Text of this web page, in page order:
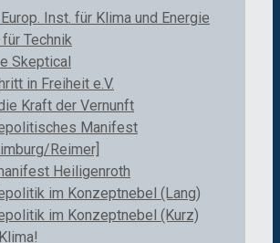
Inst. für Klima und Energie
für Technik
Skeptical
in Freiheit e.V.
Kraft der Vernunft
Manifest
Reimer]
Heiligenroth
im Konzeptnebel (Lang)
im Konzeptnebel (Kurz)